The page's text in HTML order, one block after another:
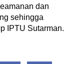
dan
sehingga
IPTU Sutarman.